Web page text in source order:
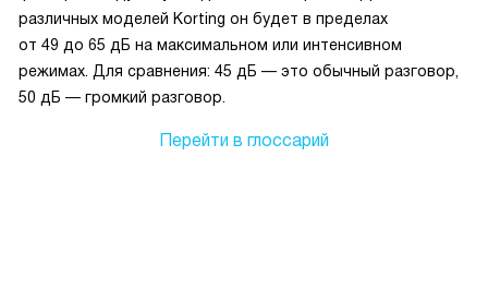
различных моделей Korting он будет в пределах
от 49 до 65 дБ на максимальном или интенсивном
режимах. Для сравнения: 45 дБ — это обычный разговор,
50 дБ — громкий разговор.
Перейти в глоссарий